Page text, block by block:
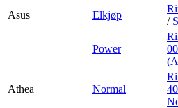
Asus
Elkjøp
/
Power
00
Athea Normal